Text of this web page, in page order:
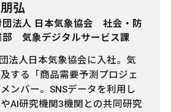
弘
団法人 日本気象協会 社会・防
部 気象デジタルサービス課
法人日本気象協会に入社。気
する「商品需要予測プロジェ
ンバー。SNSデータを利用し
AI研究機関3機関との共同研究